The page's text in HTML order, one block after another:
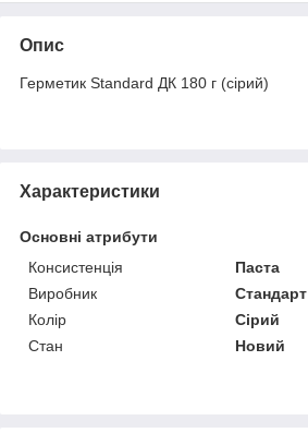
Опис
Герметик Standard ДК 180 г (сірий)
Характеристики
Основні атрибути
Консистенція
Паста
Виробник
Стандарт
Колір
Сірий
Стан
Новий